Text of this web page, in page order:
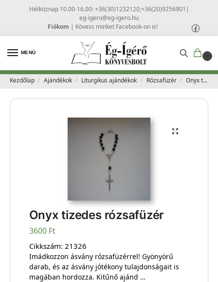
Hétköznap 10.00-16.00: +36(30)1232120;+36(20)9256901 |
eg-igero@eg-igero.hu
Fiókom | Kövess minket Facebook-on is!
MENÜ
0
Kezdőlap / Ajándékok / Liturgikus ajándékok / Rózsafüzér / Onyx tizedes rózsafüzér
Onyx tizedes rózsafüzér
3600 Ft
Cikkszám: 21326
Imádkozzon ásvány rózsafüzérrel! Gyönyörű
darab, és az ásvány jótékony tulajdonságait is
magában hordozza. Kitűnő ajánd …